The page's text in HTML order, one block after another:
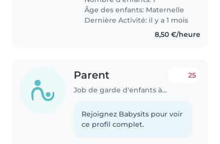
Âge des enfants: Maternelle
Dernière Activité: il y a 1 mois
8,50 €/heure
Parent
Job de garde d'enfants à Beauvais
25
Rejoignez Babysits pour voir
ce profil complet.